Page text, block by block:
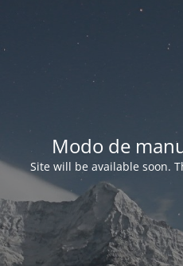
Modo de
Site will be available soon.